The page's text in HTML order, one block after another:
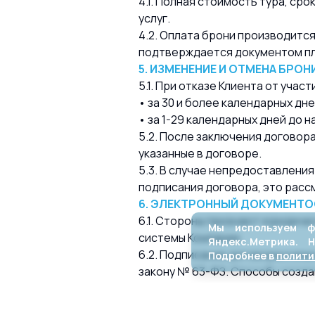
услуг.
4.2. Оплата брони
подтверждается документом
5. ИЗМЕНЕНИЕ И ОТМЕНА
5.1. При отказе Клиента от
• за 30 и более календарных
• за 1-29 календарных дней до
5.2. После заключения
указанные в договоре.
5.3. В случае
подписания договора, это
6. ЭЛЕКТРОННЫЙ
6.1. Стороны признают
системы Компании.
6.2. Подписание договора и
закону № 63-ФЗ. Способы
Мы используем
Яндекс.Метрикa.
Подробнее в